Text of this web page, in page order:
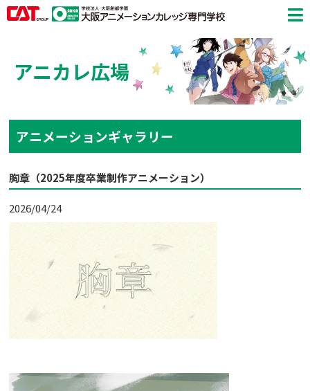
アニカレ広場
アニメーションギャラリー
胸章（2025年度卒業制作アニメーション）
2026/04/24